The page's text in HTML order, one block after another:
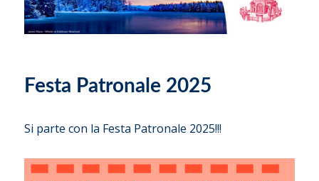
Festa Patronale 2025
Si parte con la Festa Patronale 2025!!!